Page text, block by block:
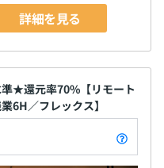
詳細を見る
★還元率70%【リモート
6H／フレックス】